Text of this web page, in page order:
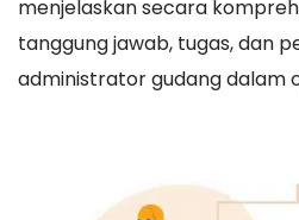
menjelaskan secara
tanggung jawab, tugas, dan
administrator gudang dalam